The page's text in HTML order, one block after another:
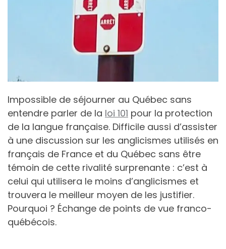
Impossible de séjourner au Québec sans
entendre parler de la loi 101 pour la protection
de la langue française. Difficile aussi d’assister
à une discussion sur les anglicismes utilisés en
français de France et du Québec sans être
témoin de cette rivalité surprenante : c’est à
celui qui utilisera le moins d’anglicismes et
trouvera le meilleur moyen de les justifier.
Pourquoi ? Échange de points de vue franco-
québécois.